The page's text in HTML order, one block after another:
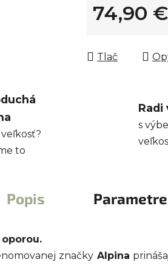
74,90 €
Jednotková
Tlač
to
Radi
s
Popis Parametre
značky Alpina